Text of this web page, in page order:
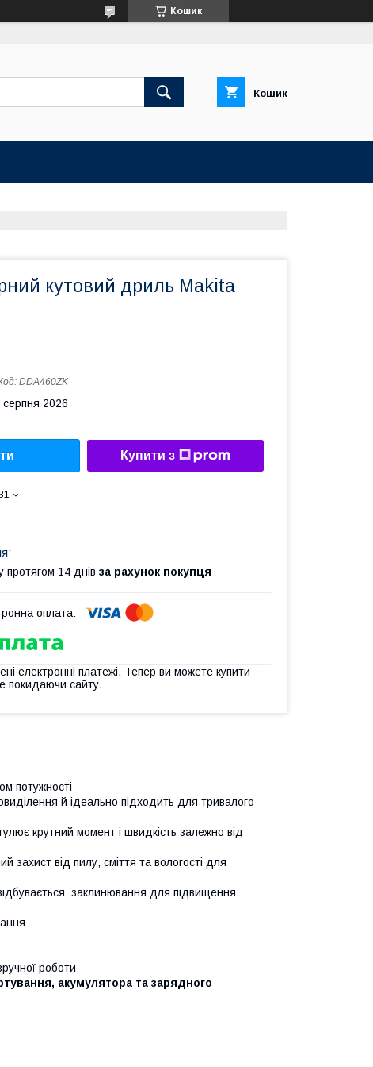
Кошик
Кошик
кутовий дриль Makita
DDA460ZK
серпня 2026
Купити з
протягом 14 днів за рахунок покупця
електронні платежі. Тепер ви можете купити
покидаючи сайту.
потужності
й ідеально підходить для тривалого
крутний момент і швидкість залежно від
захист від пилу, сміття та вологості для
заклинювання для підвищення
роботи
акумулятора та зарядного